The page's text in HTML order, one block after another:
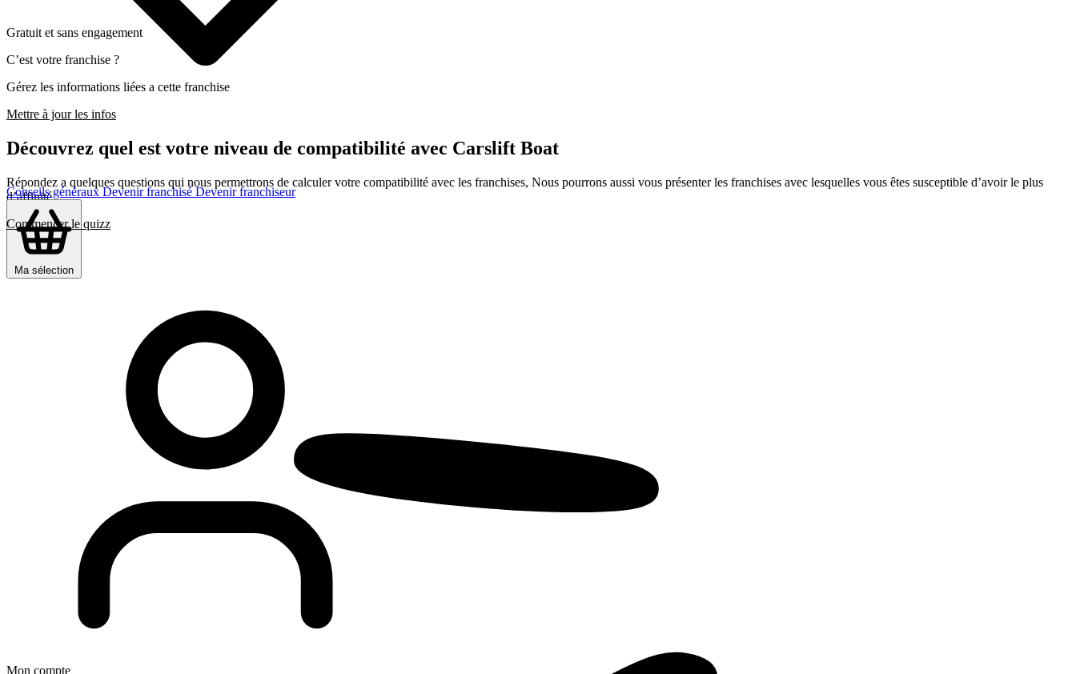
Conseils généraux Devenir franchisé Devenir franchiseur
Ma sélection
Mon compte
Gratuit et sans engagement
C’est votre franchise ?
Gérez les informations liées a cette franchise
Mettre à jour les infos
Découvrez quel est votre niveau de compatibilité avec Carslift Boat
Répondez a quelques questions qui nous permettrons de calculer votre compatibilité avec les franchises, Nous pourrons aussi vous présenter les franchises avec lesquelles vous êtes susceptible d’avoir le plus
d’affinité
Commencer le quizz